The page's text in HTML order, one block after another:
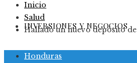
INVERSIONES Y NEGOCIOS
Honduras
Inicio
Salud
Hallado un nuevo depósito de